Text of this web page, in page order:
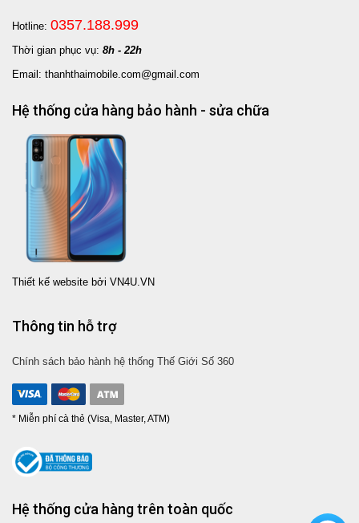
Hotline: 0357.188.999
Thời gian phục vụ: 8h - 22h
Email: thanhthaimobile.com@gmail.com
Hệ thống cửa hàng bảo hành - sửa chữa
Thiết kế website bởi VN4U.VN
Thông tin hỗ trợ
Chính sách bảo hành hệ thống Thế Giới Số 360
* Miễn phí cà thẻ (Visa, Master, ATM)
Hệ thống cửa hàng trên toàn quốc